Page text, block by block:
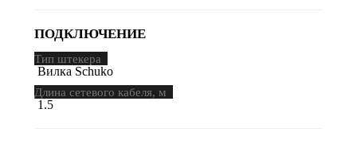
ПОДКЛЮЧЕНИЕ
Тип штекера
Вилка Schuko
Длина сетевого кабеля, м
1.5